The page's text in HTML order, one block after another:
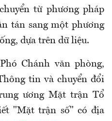
từ phương pháp
tán sang một phương
dựa trên dữ liệu.
Chánh văn phòng,
tin và chuyển đổi
ương Mặt trận Tổ
"Mặt trận số" có địa